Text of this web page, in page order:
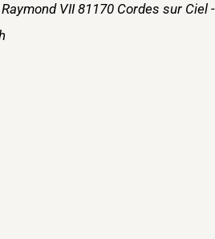
VII 81170 Cordes sur